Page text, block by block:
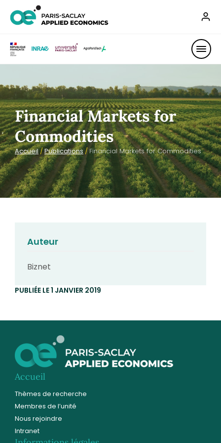
Financial Markets for
Commodities
Accueil / Publications / Financial Markets for Commodities
Auteur
Biznet
PUBLIÉE LE 1 JANVIER 2019
Accueil
Thèmes de recherche
Membres de l’unité
Nous rejoindre
Intranet